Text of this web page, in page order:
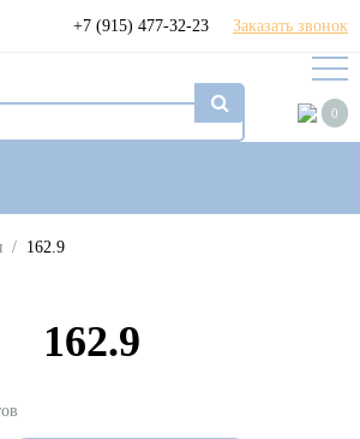
+7 (915) 477-32-23 Заказать звонок
0
/ 162.9
162.9